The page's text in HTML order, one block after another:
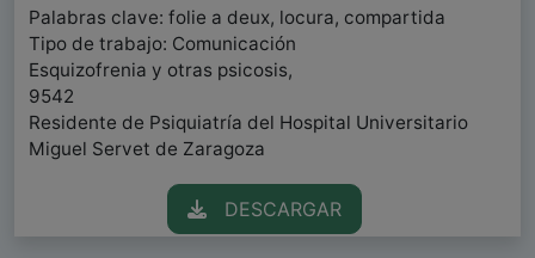
Palabras clave: folie a deux, locura, compartida
Tipo de trabajo: Comunicación
Esquizofrenia y otras psicosis,
9542
Residente de Psiquiatría del Hospital Universitario
Miguel Servet de Zaragoza
DESCARGAR